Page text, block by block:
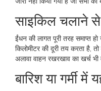
साइकिल चलाने से
ईंधन की लागत पूरी तरह समाप्त
किलोमीटर की दूरी तय करता है,
अलावा वाहन रखरखाव का खर्च भी
बारिश या गर्मी